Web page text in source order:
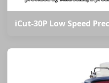
iCut-30P Low Speed